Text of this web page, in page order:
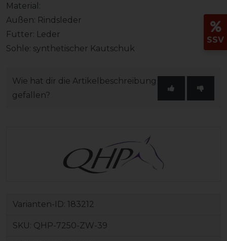
Material:
Außen: Rindsleder
Futter: Leder
Sohle: synthetischer Kautschuk
Wie hat dir die Artikelbeschreibung
gefallen?
Varianten-ID: 183212
SKU: QHP-7250-ZW-39
SSV